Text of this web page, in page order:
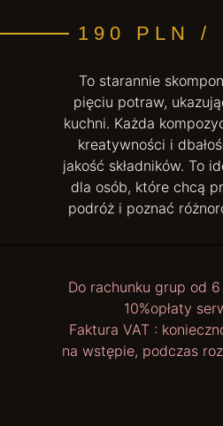
190 PLN /
To starannie
pięciu potraw,
kuchni. Każda
kreatywności i
jakość składników. To
dla osób, które chcą
podróż i poznać
Do rachunku grup od
10%opłaty
Faktura VAT :
na wstępie, podczas